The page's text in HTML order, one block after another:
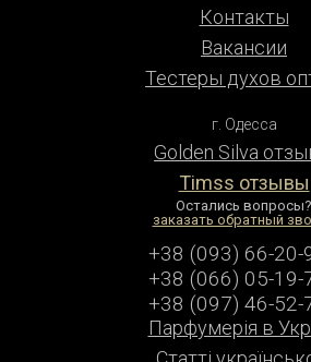
Контакты
Вакансии
Тестеры духов
г. Одесса
Golden Silva
Timss отзывы
Остались вопросы?
заказать обратный
+38 (093) 66-20-
+38 (066) 05-19-
+38 (097) 46-52-
Парфумерiя в